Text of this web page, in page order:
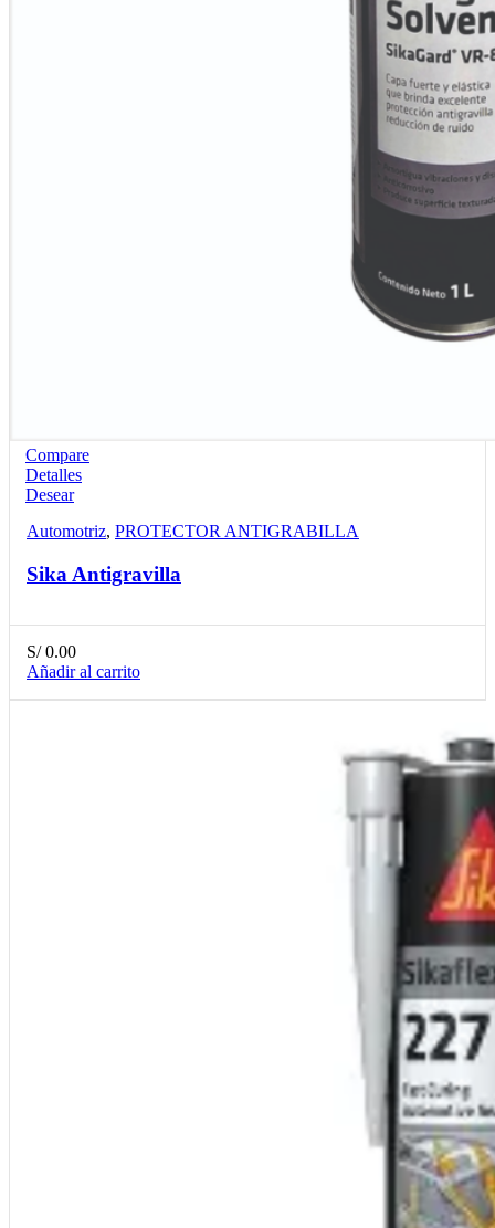
Compare
Detalles
Desear
Automotriz, PROTECTOR ANTIGRABILLA
Sika Antigravilla
S/0.00
Añadir al carrito